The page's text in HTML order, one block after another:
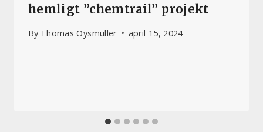
hemligt ”chemtrail” projekt
By Thomas Oysmüller april 15, 2024